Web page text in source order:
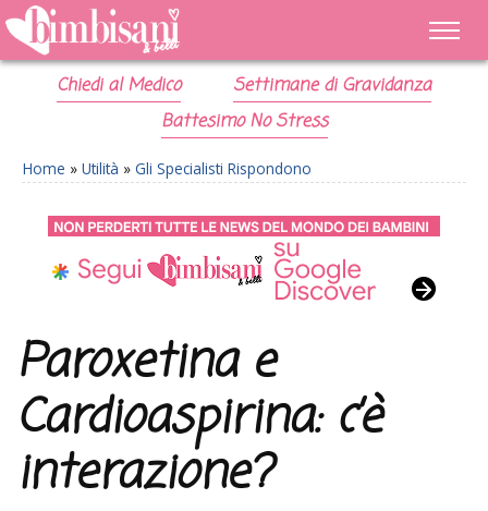
Chiedi al Medico
Settimane di Gravidanza
Battesimo No Stress
Home » Utilità » Gli Specialisti Rispondono
Paroxetina e
Cardioaspirina: c’è
interazione?